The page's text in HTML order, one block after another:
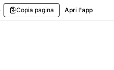
Copia pagina Apri l'app